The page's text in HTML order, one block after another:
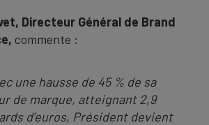
Directeur Général de Brand
commente :
une hausse de 45 % de sa
de marque, atteignant 2,9
d’euros, Président devient